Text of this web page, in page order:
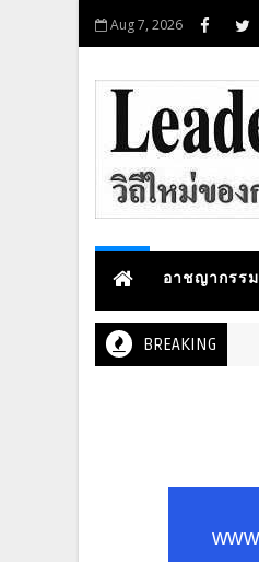
Aug 7, 2026
อาชญากรรม
BREAKING